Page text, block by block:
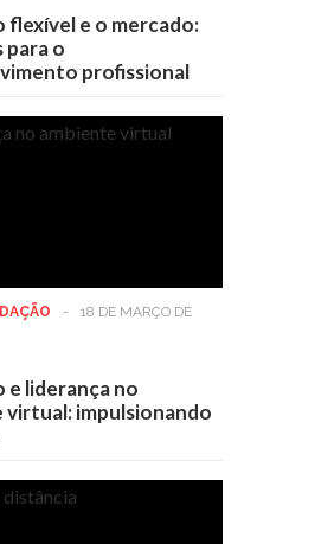
flexível e o mercado:
para o
profissional
-
18 DE MARÇO DE
e liderança no
virtual: impulsionando